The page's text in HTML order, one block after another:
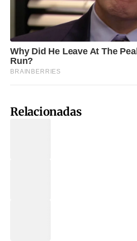
Relacionadas